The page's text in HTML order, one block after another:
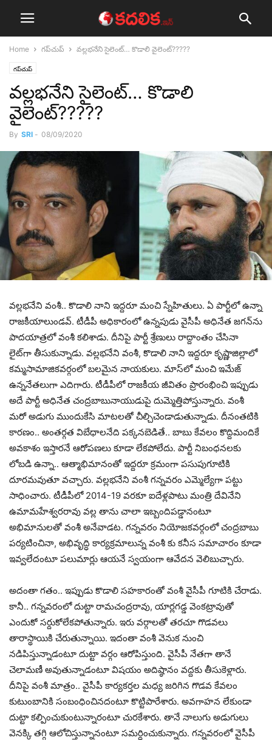
Home గ‌ప్‌చుప్ వ‌ల్ల‌భ‌నేని సైలెంట్‌… కొడాలి వైలెంట్‌?????
గ‌ప్‌చుప్
వ‌ల్ల‌భ‌నేని సైలెంట్‌… కొడాలి
వైలెంట్‌?????
By SRI - 08/09/2020
వ‌ల్ల‌భ‌నేని వంశీ.. కొడాలి నాని ఇద్ద‌రూ మంచి స్నేహితులు. ఏ పార్టీలో ఉన్నా
రాజ‌కీయాలుండ‌వ్‌. టీడీపీ అధికారంలో ఉన్న‌పుడు వైసీపీ అధినేత జ‌గ‌న్‌ను
పాద‌‌యాత్ర‌లో వంశీ క‌లిశాడు. దీనిపై పార్టీ శ్రేణులు రాద్దాంతం చేసినా
లైట్‌గా తీసుకున్నాడు. వ‌ల్ల‌భ‌నేని వంశీ, కొడాలి నాని ఇద్ద‌రూ కృష్ణాజిల్లాలో
క‌మ్మ‌సామాజిక‌వ‌ర్గంలో బ‌ల‌మైన నాయ‌కులు. మాస్‌లో మంచి ఇమేజ్
ఉన్న‌నేత‌లుగా ఎదిగారు. టీడీపీలో రాజ‌కీయ జీవితం ప్రారంభించి ఇప్పుడు
అదే పార్టీ అధినేత చంద్ర‌బాబునాయుడుపై దుమ్మెత్తిపోస్తున్నారు. వంశీ
మ‌రో అడుగు ముందుకేసి మాట‌ల‌తో చీల్చిచెండాడుతున్నాడు. దీనంత‌టికి
కార‌ణం.. అంత‌ర్గ‌త విబేధాల‌నేది ప‌క్క‌న‌బెడితే.. బాబు కేవలం కొద్దిమందికే
అవ‌కాశం ఇస్తార‌నే ఆరోప‌ణ‌లు కూడా లేక‌పోలేదు. పార్టీ నిబంధ‌న‌ల‌కు
లోబ‌డి ఉన్నా.. ఆత్మాభిమానంతో ఇద్ద‌రూ క్ర‌మంగా ప‌సుపుగూటికి
దూర‌మ‌వుతూ వ‌చ్చారు. వ‌ల్ల‌భ‌నేని వంశీ గ‌న్న‌వ‌రం ఎమ్మెల్యేగా ప‌ట్టు
సాధించారు. టీడీపీలో 2014-19 వ‌ర‌కూ ఐదేళ్ల‌పాటు మంత్రి దేవినేని
ఉమామ‌హేశ్వ‌ర‌రావు వ‌ల్ల తాను చాలా ఇబ్బందిప‌డ్డానంటూ
అభిమానుల‌తో వంశీ అనేవాడ‌ట‌. గన్న‌వ‌రం నియోజ‌క‌వ‌ర్గంలో చంద్ర‌బాబు
ప‌ర్య‌టించినా, అభివృద్ధి కార్య‌క్ర‌మాలున్న వంశీ కు క‌నీస స‌మాచారం కూడా
ఇవ్వ‌లేదంటూ ప‌లుమార్లు ఆయ‌నే స్వ‌యంగా ఆవేద‌న వెలిబుచ్చారు.
అదంతా గ‌తం.. ఇప్పుడు కొడాలి స‌హ‌కారంతో వంశీ వైసీపీ గూటికి చేరాడు.
కానీ.. గ‌న్న‌వ‌రంలో దుట్టా రామ‌చంద్ర‌రావు, యార్ల‌గ‌డ్డ వెంక‌ట్రావుతో
ఎందుకో స‌ర్దుకోలేక‌పోతున్నారు. ఇరు వ‌ర్గాల‌తో త‌రచూ గొడ‌వ‌లు
తారాస్థాయికి చేరుతున్నాయి. ఇదంతా వంశీ వెనుక నుంచి
న‌డిపిస్తున్నాడంటూ దుట్టా వ‌ర్గం ఆరోపిస్తుంది. వైసీపీ నేత‌గా తానే
చెలామ‌ణీ అవుతున్నాడంటూ విష‌యం అదిష్ఠానం వ‌ద్ద‌కు తీసుకెళ్లారు.
దీనిపై వంశీ మాత్రం.. వైసీపీ కార్య‌క‌ర్త‌ల మ‌ధ్య జ‌రిగిన గొడ‌వ కేవ‌లం
కుటుంబానికి సంబంధించిన‌దంటూ కొట్టిపారేశారు. అవ‌గాహ‌న లేకుండా
దుట్టా క‌ల్పించుకుంటున్నారంటూ చుర‌కేశారు. తానే నాలుగు అడుగులు
వెన‌క్కి త‌గ్గి ఆలోచిస్తున్నానంటూ స‌మ‌ర్ధించుకున్నారు. గ‌న్న‌వ‌రంలో వైసీపీ